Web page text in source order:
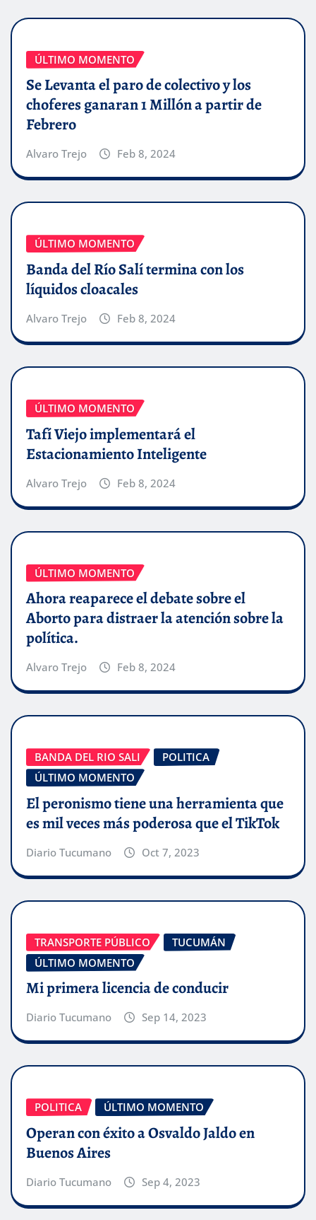
ÚLTIMO MOMENTO
Se Levanta el paro de colectivo y los
choferes ganaran 1 Millón a partir de
Febrero
Alvaro Trejo Feb 8, 2024
ÚLTIMO MOMENTO
Banda del Río Salí termina con los
líquidos cloacales
Alvaro Trejo Feb 8, 2024
ÚLTIMO MOMENTO
Tafí Viejo implementará el
Estacionamiento Inteligente
Alvaro Trejo Feb 8, 2024
ÚLTIMO MOMENTO
Ahora reaparece el debate sobre el
Aborto para distraer la atención sobre la
política.
Alvaro Trejo Feb 8, 2024
BANDA DEL RIO SALI
POLITICA
ÚLTIMO MOMENTO
El peronismo tiene una herramienta que
es mil veces más poderosa que el TikTok
Diario Tucumano Oct 7, 2023
TRANSPORTE PÚBLICO
TUCUMÁN
ÚLTIMO MOMENTO
Mi primera licencia de conducir
Diario Tucumano Sep 14, 2023
POLITICA ÚLTIMO MOMENTO
Operan con éxito a Osvaldo Jaldo en
Buenos Aires
Diario Tucumano Sep 4, 2023